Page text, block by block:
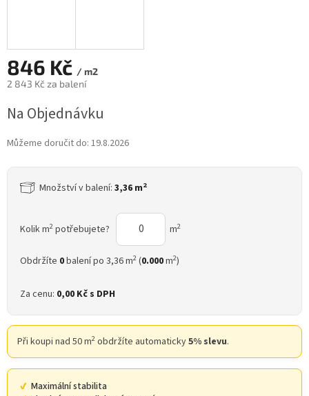
846 Kč / m2
2 843 Kč za balení
cena:
Na Objednávku
Můžeme doručit do: 19.8.2026
Množství v balení: 3,36 m2
Kolik m2 potřebujete? m2
Obdržíte 0balení po 3,36 m2 (0.000m2)
Za cenu: 0,00 Kčs DPH
Při koupi nad 50 m2 obdržíte automaticky5% slevu.
Maximální stabilita